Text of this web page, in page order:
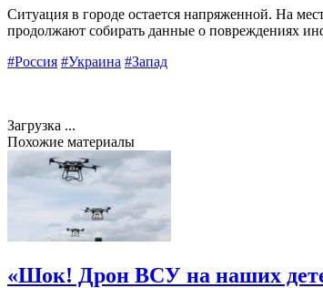
Ситуация в городе остается напряженной. На
продолжают собирать данные о повреждениях
#Россия #Украина #Запад
Загрузка ...
Похожие материалы
«Шок! Дрон ВСУ на наших